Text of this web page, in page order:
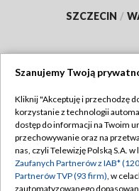
SZCZECIN /
Abonament TVP
Emisja w TVP
Centrum informacji
Szanujemy Twoją
Kliknij "Akceptuję i przechodzę
korzystanie z technologii
dostęp do informacji na Twoim
przechowywanie oraz na
nas, czyli Telewizję Polską S.A.
Zaufanych Partnerów z IAB*
Partnerów TVP (93 firm), w
zautomatyzowanego